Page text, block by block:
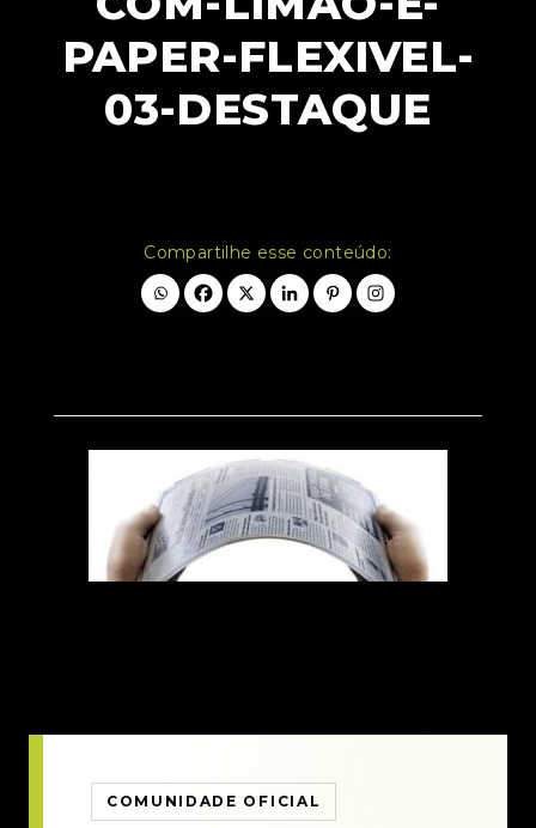
PAPER-FLEXIVEL-
03-DESTAQUE
Compartilhe esse conteúdo:
COMUNIDADE OFICIAL